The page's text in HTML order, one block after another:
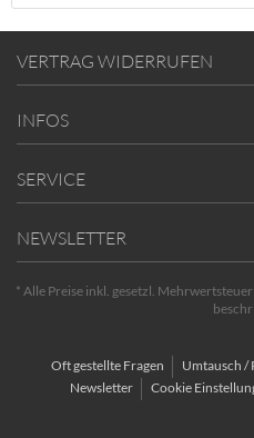
VERTRAG WIDERRUFEN
INFOS
SERVICE
NEWSLETTER
* Alle Preise inkl. gesetzl. Mehrwertsteuer
Oft gestellte Fragen Umtausch /
Newsletter
Cookie